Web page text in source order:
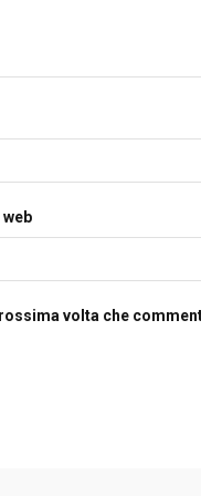
volta che